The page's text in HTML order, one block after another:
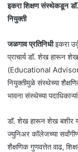
इकरा शिक्षण संस्थेकडून
नियुक्ती
जळगाव प्रतिनिधीइकरा
प्राचार्य डॉ. शेख हारून
(Educational Advisor)
नियुक्तीमुळे संस्थेच्या
भावना संस्थेच्या
डॉ. शेख हारून शेख बशीर
ज्युनिअर कॉलेजच्या
शैक्षणिक गुणवत्तेत वाढ,